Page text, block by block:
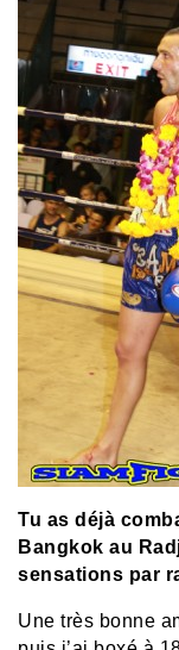
Tu as déjà
Bangkok au
sensations par
Une très bonne